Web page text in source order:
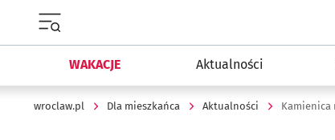
WAKACJE Aktualności
wroclaw.pl Dla mieszkańca Aktualności Kamienica